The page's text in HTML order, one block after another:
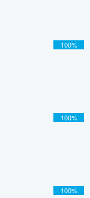
100%
100%
100%